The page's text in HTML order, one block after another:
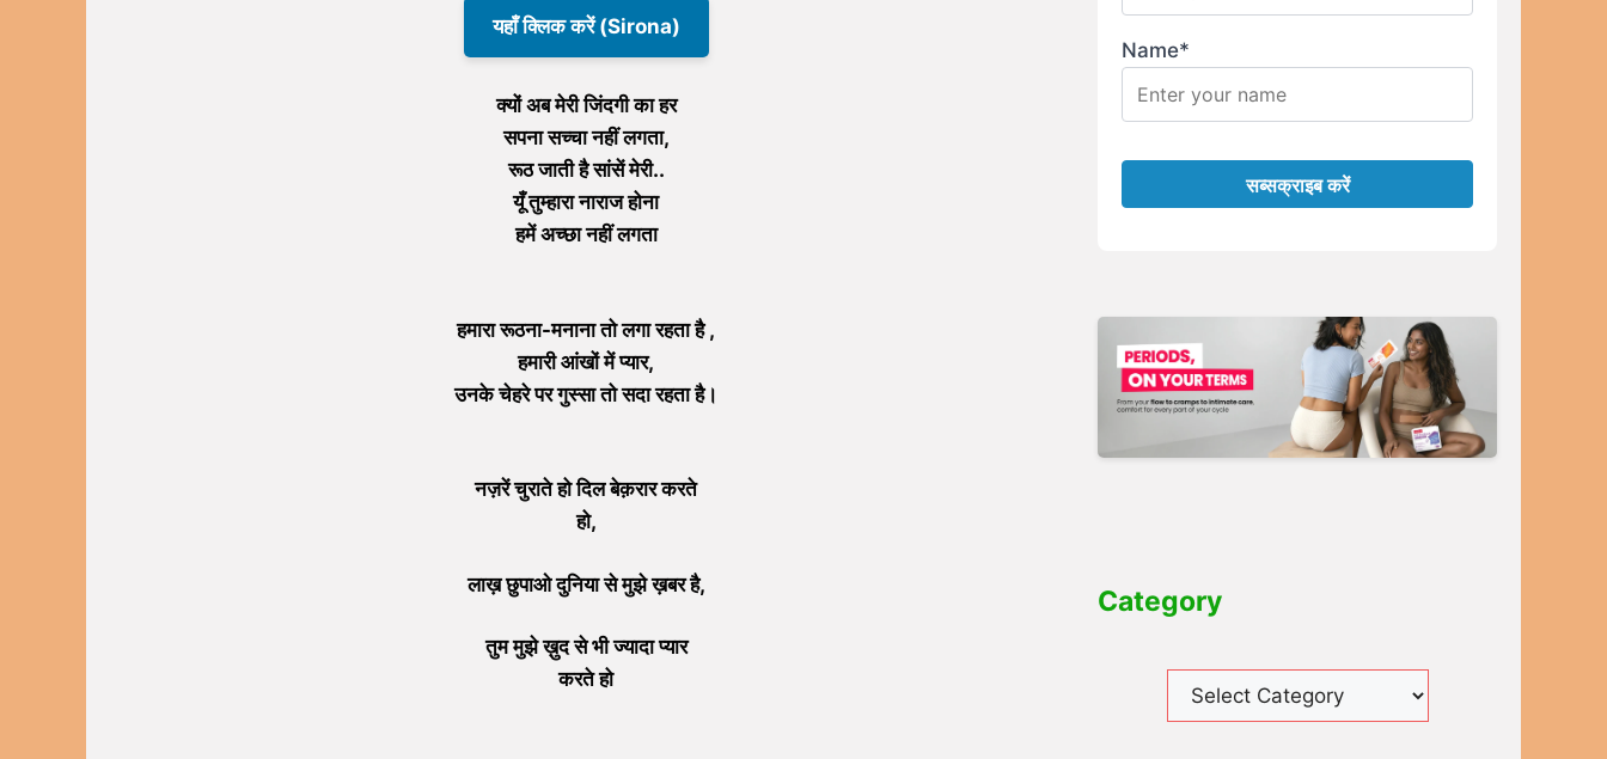
यहाँ क्लिक करें (Sirona)
क्यों अब मेरी जिंदगी का हर
सपना सच्चा नहीं लगता,
रूठ जाती है सांसें मेरी..
यूँ तुम्हारा नाराज होना
हमें अच्छा नहीं लगता
हमारा रूठना-मनाना तो लगा रहता है ,
हमारी आंखों में प्यार,
उनके चेहरे पर गुस्सा तो सदा रहता है।
नज़रें चुराते हो दिल बेक़रार करते
हो,
लाख़ छुपाओ दुनिया से मुझे ख़बर है,
तुम मुझे ख़ुद से भी ज्यादा प्यार
करते हो
Name*
Category